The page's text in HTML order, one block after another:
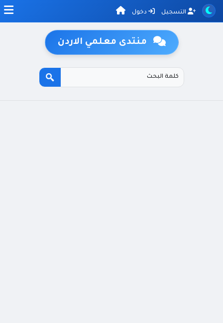
التسجيل دخول
منتدى معلمي الاردن